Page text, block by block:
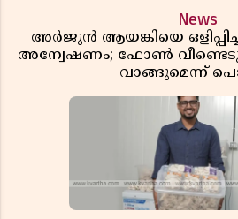
News
അർജുൻ ആയങ്കിയെ
അന്വേഷണം; ഫോൺ
വാങ്ങുമെന്ന്